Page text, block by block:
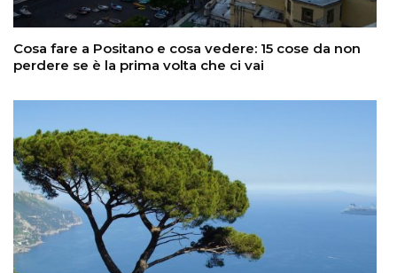
Cosa fare a Positano e cosa vedere: 15 cose da non
perdere se è la prima volta che ci vai